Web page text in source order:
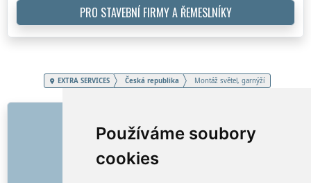
Používáme soubory
cookies
PRO STAVEBNÍ FIRMY A ŘEMESLNÍKY
EXTRA SERVICES Česká republika Montáž světel, garnýží
O nás
Jak to všechno začalo